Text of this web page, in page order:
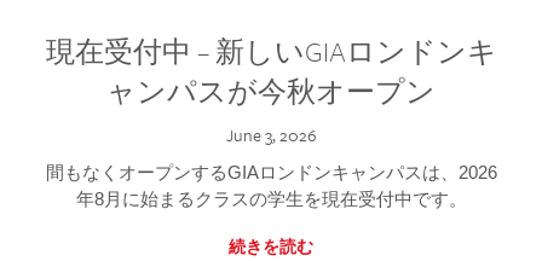
現在受付中 – 新しいGIAロンドンキ
ャンパスが今秋オープン
June 3, 2026
間もなくオープンするGIAロンドンキャンパスは、2026
年8月に始まるクラスの学生を現在受付中です。
続きを読む